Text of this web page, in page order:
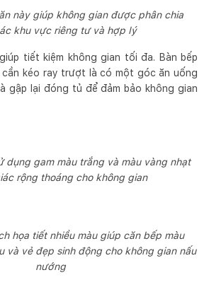
này giúp không gian được phân chia
khu vực riêng tư và hợp lý
tiết kiệm không gian tối đa. Bàn bếp
kéo ray trượt là có một góc ăn uống
gập lại đóng tủ để đảm bảo không gian
dụng gam màu trắng và màu vàng nhạt
rộng thoáng cho không gian
họa tiết nhiều màu giúp căn bếp màu
và vẻ đẹp sinh động cho không gian nấu
nướng